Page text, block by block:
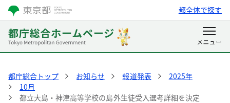
都全体で探す
都庁総合トップ お知らせ 報道発表
2025年
10月
都立大島・神津高等学校の島外生徒受入選考詳細を決定